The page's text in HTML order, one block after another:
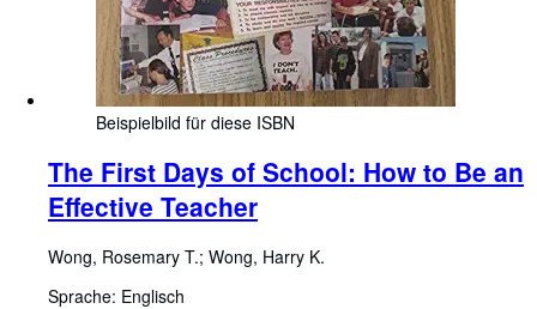
Beispielbild für diese ISBN
The First Days of School: How to Be an
Effective Teacher
Wong, Rosemary T.; Wong, Harry K.
Sprache: Englisch